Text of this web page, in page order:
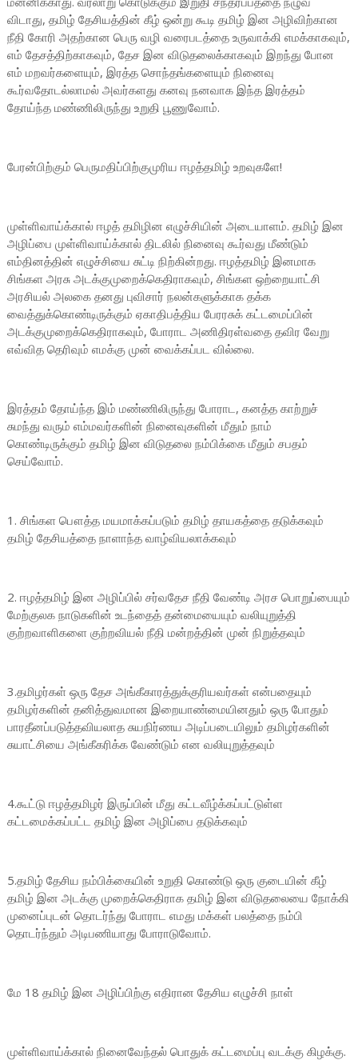
விடாது, தமிழ் தேசியத்தின் கீழ் ஒன்று கூடி தமிழ் இன அழிவிற்கான
நீதி கோரி அதற்கான பெரு வழி வரைபடத்தை உருவாக்கி எமக்காகவும்,
எம் தேசத்திற்காகவும், தேச இன விடுதலைக்காகவும் இறந்து போன
எம் மறவர்களையும், இரத்த சொந்தங்களையும் நினைவு
கூர்வதோடல்லாமல் அவர்களது கனவு நனவாக இந்த இரத்தம்
தோய்ந்த மண்ணிலிருந்து உறுதி பூணுவோம்.
பேரன்பிற்கும் பெருமதிப்பிற்குமுரிய ஈழத்தமிழ் உறவுகளே!
முள்ளிவாய்க்கால் ஈழத் தமிழின எழுச்சியின் அடையாளம். தமிழ் இன
அழிப்பை முள்ளிவாய்க்கால் திடலில் நினைவு கூர்வது மீண்டும்
எம்தினத்தின் எழுச்சியை சுட்டி நிற்கின்றது. ஈழத்தமிழ் இனமாக
சிங்கள அரசு அடக்குமுறைக்கெதிராகவும், சிங்கள ஒற்றையாட்சி
அரசியல் அலகை தனது புவிசார் நலன்களுக்காக தக்க
வைத்துக்கொண்டிருக்கும் ஏகாதிபத்திய பேரரசுக் கட்டமைப்பின்
அடக்குமுறைக்கெதிராகவும், போராட அணிதிரள்வதை தவிர வேறு
எவ்வித தெரிவும் எமக்கு முன் வைக்கப்பட வில்லை.
இரத்தம் தோய்ந்த இம் மண்ணிலிருந்து போராட, கனத்த காற்றுச்
சுமந்து வரும் எம்மவர்களின் நினைவுகளின் மீதும் நாம்
கொண்டிருக்கும் தமிழ் இன விடுதலை நம்பிக்கை மீதும் சபதம்
செய்வோம்.
1. சிங்கள பௌத்த மயமாக்கப்படும் தமிழ் தாயகத்தை தடுக்கவும்
தமிழ் தேசியத்தை நாளாந்த வாழ்வியலாக்கவும்
2. ஈழத்தமிழ் இன அழிப்பில் சர்வதேச நீதி வேண்டி அரச பொறுப்பையும்
மேற்குலக நாடுகளின் உடந்தைத் தன்மையையும் வலியுறுத்தி
குற்றவாளிகளை குற்றவியல் நீதி மன்றத்தின் முன் நிறுத்தவும்
3.தமிழர்கள் ஒரு தேச அங்கீகாரத்துக்குரியவர்கள் என்பதையும்
தமிழர்களின் தனித்துவமான இறையாண்மையினதும் ஒரு போதும்
பாரதீனப்படுத்தவியலாத சுயநிர்ணய அடிப்படையிலும் தமிழர்களின்
சுயாட்சியை அங்கீகரிக்க வேண்டும் என வலியுறுத்தவும்
4.கூட்டு ஈழத்தமிழர் இருப்பின் மீது கட்டவீழ்க்கப்பட்டுள்ள
கட்டமைக்கப்பட்ட தமிழ் இன அழிப்பை தடுக்கவும்
5.தமிழ் தேசிய நம்பிக்கையின் உறுதி கொண்டு ஒரு குடையின் கீழ்
தமிழ் இன அடக்கு முறைக்கெதிராக தமிழ் இன விடுதலையை நோக்கி
முனைப்புடன் தொடர்ந்து போராட எமது மக்கள் பலத்தை நம்பி
தொடர்ந்தும் அடிபணியாது போராடுவோம்.
மே 18 தமிழ் இன அழிப்பிற்கு எதிரான தேசிய எழுச்சி நாள்
முள்ளிவாய்க்கால் நினைவேந்தல் பொதுக் கட்டமைப்பு வடக்கு கிழக்கு.